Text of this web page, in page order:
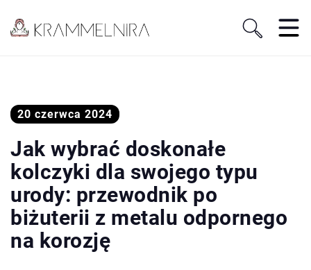
20 czerwca 2024
Jak wybrać doskonałe
kolczyki dla swojego typu
urody: przewodnik po
biżuterii z metalu odpornego
na korozję